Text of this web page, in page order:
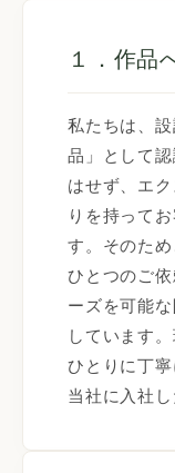
１．作品
私たちは、
品」として
はせず、エ
りを持って
す。そのた
ひとつのご
ーズを可能
しています
ひとりに丁
当社に入社し